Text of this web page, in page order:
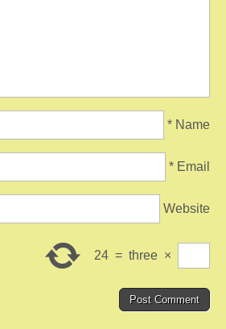
Name
*
Email
*
Website
×
three
=
24